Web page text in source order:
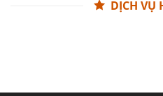
DỊCH VỤ